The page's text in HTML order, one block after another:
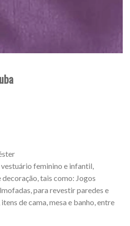
feminino e infantil,
tais como: Jogos
para revestir paredes e
de cama, mesa e banho, entre